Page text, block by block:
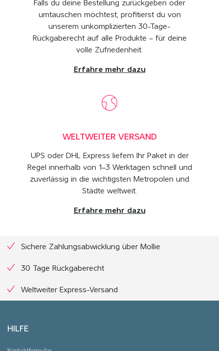
Falls du deine Bestellung zurückgeben oder
umtauschen möchtest, profitierst du von
unserem unkomplizierten 30-Tage-
Rückgaberecht auf alle Produkte – für deine
volle Zufriedenheit.
Erfahre mehr dazu
WELTWEITER VERSAND
UPS oder DHL Express liefern Ihr Paket in der
Regel innerhalb von 1–3 Werktagen schnell und
zuverlässig in die wichtigsten Metropolen und
Städte weltweit.
Erfahre mehr dazu
Sichere Zahlungsabwicklung über Mollie
30 Tage Rückgaberecht
Weltweiter Express-Versand
HILFE